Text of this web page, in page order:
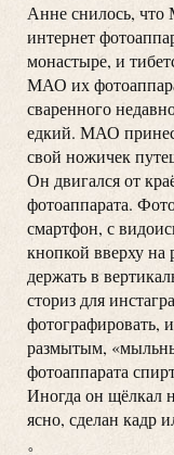
Анне снилось, что
интернет
монастыре, и
МАО их
сваренного
едкий. МАО
свой ножичек
Он двигался от
фотоаппарата.
смартфон, с
кнопкой вверху
держать в
сториз для
фотографировать,
размытым,
фотоаппарата
Иногда он щёлкал
ясно, сделан кадр
。